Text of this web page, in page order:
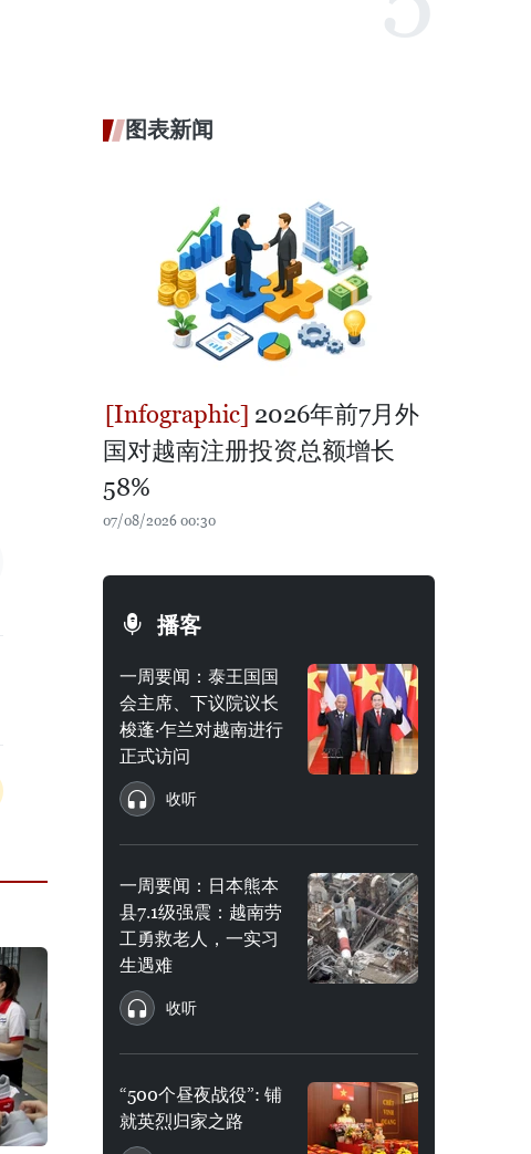
图表新闻
2026年前7月外
国对越南注册投资总额增长
58%
07/08/2026 00:30
播客
一周要闻：泰王国国
会主席、下议院议长
梭蓬·乍兰对越南进行
正式访问
收听
一周要闻：日本熊本
县7.1级强震：越南劳
工勇救老人，一实习
生遇难
收听
“500个昼夜战役”: 铺
就英烈归家之路